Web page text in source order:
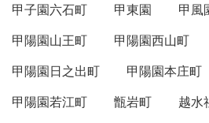
甲子園六石町
甲東園 甲風
甲陽園山王町
甲陽園西山町
甲陽園日之出町
甲陽園本庄町
甲陽園若江町
甑岩町
越水